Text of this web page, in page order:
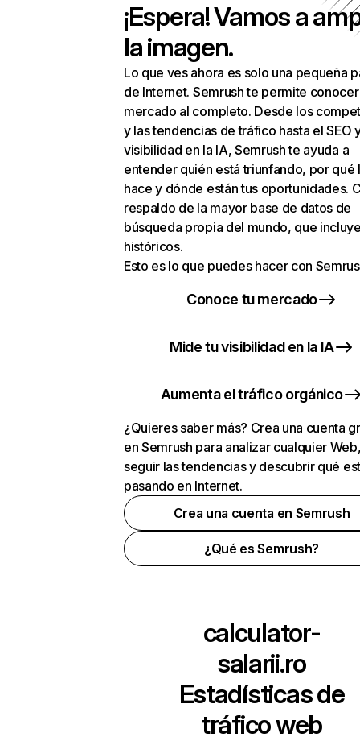
¡Espera! Vamos a
la imagen.
Lo que ves ahora es solo una pequeña
de Internet. Semrush te permite
mercado al completo. Desde los
y las tendencias de tráfico hasta el SEO
visibilidad en la IA, Semrush te ayuda a
entender quién está triunfando, por qué
hace y dónde están tus oportunidades.
respaldo de la mayor base de datos de
búsqueda propia del mundo, que
históricos.
Esto es lo que puedes hacer con
Conoce tu mercado
Mide tu visibilidad en la IA
Aumenta el tráfico orgánico
¿Quieres saber más? Crea una cuenta
en Semrush para analizar cualquier
seguir las tendencias y descubrir qué
pasando en Internet.
Crea una cuenta en Semrush
¿Qué es Semrush?
calculator-
salarii.ro
Estadísticas de
tráfico web